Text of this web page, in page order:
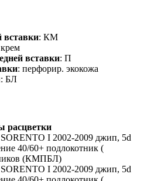
вставки: КМ
вставки: П
: перфорир. экокожа
: БЛ
расцветки